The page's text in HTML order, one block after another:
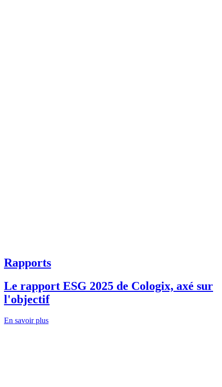
Rapports
Le rapport ESG 2025 de Cologix, axé sur
l'objectif
En savoir plus